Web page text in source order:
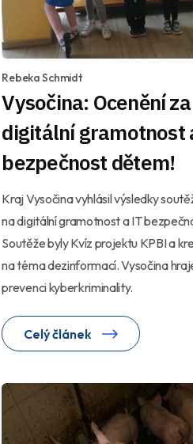
Rebeka Schmidt
Vysočina: Ocenění za
digitální gramotnost
bezpečnost dětem!
Kraj Vysočina vyhlásil výsledky
na digitální gramotnost a IT
Soutěže byly Kvíz projektu KPBI a
na téma dezinformací. Vysočina
prevenci kyberkriminality.
Celý článek